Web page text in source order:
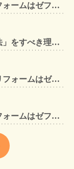
松原市の屋根工事・外壁工事・外装リフォームはゼファン！松原市内の工事事例もご紹介
太陽光パネル設置前に「屋根カバー工法」をすべき理由！葺き替えとの違いや費用・雨漏り対策をプロが解説
四條畷市の屋根工事・外壁工事・外装リフォームはゼファン！四條畷内の工事事例もご紹介
吹田市の屋根工事・外壁工事・外装リフォームはゼファン！吹田市内の工事事例もご紹介